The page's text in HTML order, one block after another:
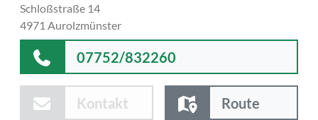
Schloßstraße 14
4971 Aurolzmünster
07752/832260
Kontakt Route